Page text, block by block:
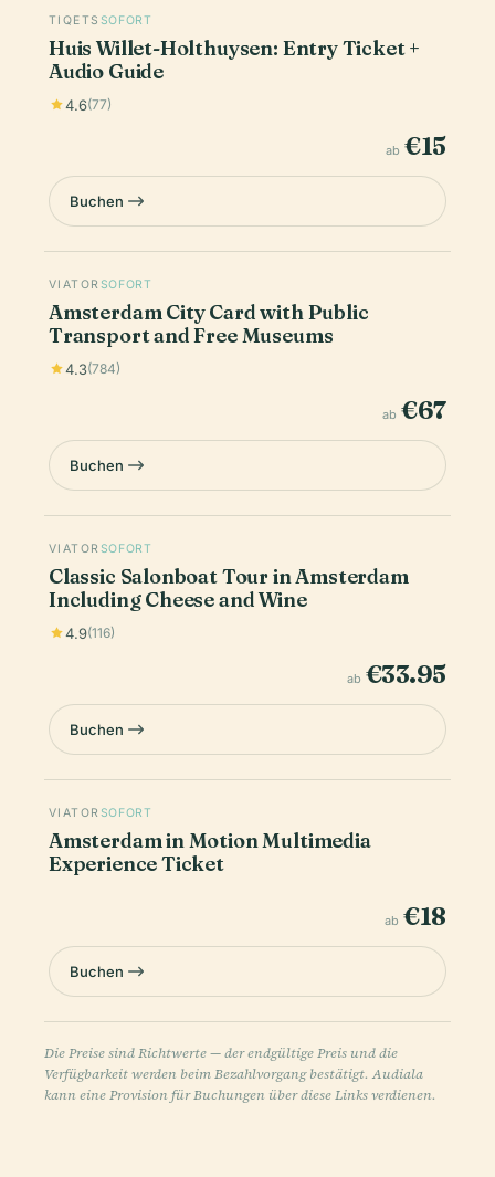
TIQETS SOFORT
Huis Willet-Holthuysen: Entry Ticket +
Audio Guide
4.6(77)
ab €15
Buchen
VIATOR SOFORT
Amsterdam City Card with Public
Transport and Free Museums
4.3(784)
ab €67
Buchen
VIATOR SOFORT
Classic Salonboat Tour in Amsterdam
Including Cheese and Wine
4.9(116)
ab €33.95
Buchen
VIATOR SOFORT
Amsterdam in Motion Multimedia
Experience Ticket
ab €18
Buchen
Die Preise sind Richtwerte — der endgültige Preis und die
Verfügbarkeit werden beim Bezahlvorgang bestätigt. Audiala
kann eine Provision für Buchungen über diese Links verdienen.